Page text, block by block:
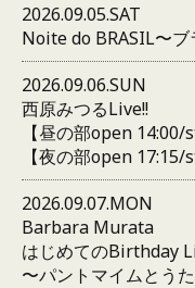
2026.09.05.SAT
Noite do BRASIL〜
2026.09.06.SUN
西原みつるLive!!
【昼の部open 14:00/
【夜の部open 17:15/
2026.09.07.MON
Barbara Murata
はじめてのBirthday
〜パントマイムとう